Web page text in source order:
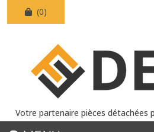
(0)
Votre partenaire pièces détachées